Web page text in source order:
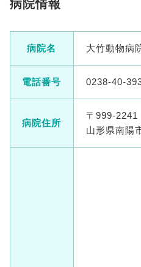
病院情報
病院名 大竹動物病
電話番号 0238-40-
病院住所
〒999-2241
山形県南陽